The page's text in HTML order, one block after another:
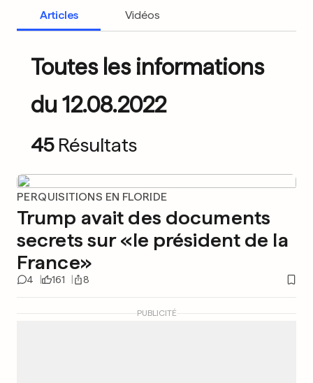
Articles Vidéos
Toutes les informations
du 12.08.2022
45 Résultats
PERQUISITIONS EN FLORIDE
Trump avait des documents
secrets sur «le président de la
France»
4 161 8
PUBLICITÉ